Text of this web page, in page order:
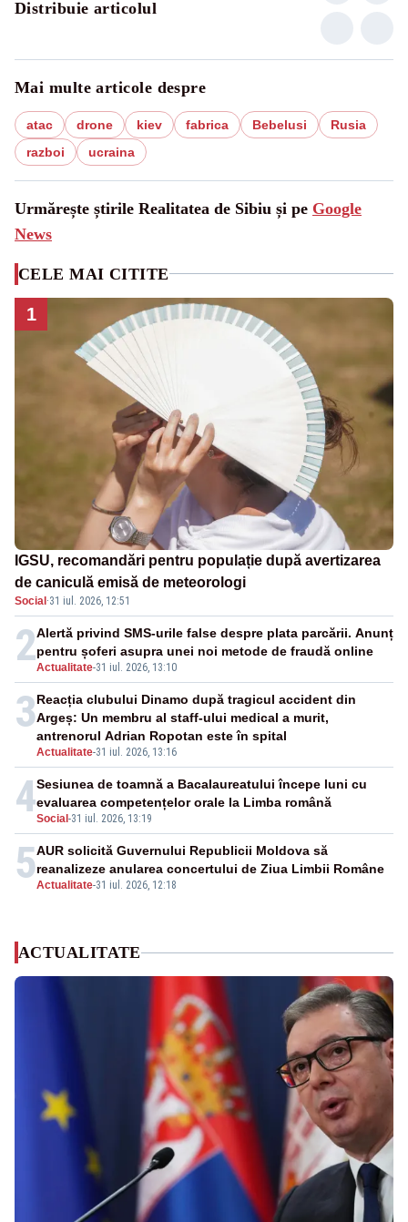
Distribuie articolul
Mai multe articole despre
atac drone kiev fabrica Bebelusi
Rusia
razboi
ucraina
Urmărește știrile Realitatea de Sibiu și pe Google
News
CELE MAI CITITE
1
IGSU, recomandări pentru populație după avertizarea
de caniculă emisă de meteorologi
Social ·31 iul. 2026, 12:51
2Actualitate-31 iul. 2026, 13:10
Alertă privind SMS-urile false despre plata parcării. Anunț
pentru șoferi asupra unei noi metode de fraudă online
3
Actualitate-31 iul. 2026, 13:16
Reacția clubului Dinamo după tragicul accident din
Argeș: Un membru al staff-ului medical a murit,
antrenorul Adrian Ropotan este în spital
4Social -31 iul. 2026, 13:19
Sesiunea de toamnă a Bacalaureatului începe luni cu
evaluarea competențelor orale la Limba română
5Actualitate-31 iul. 2026, 12:18
AUR solicită Guvernului Republicii Moldova să
reanalizeze anularea concertului de Ziua Limbii Române
ACTUALITATE